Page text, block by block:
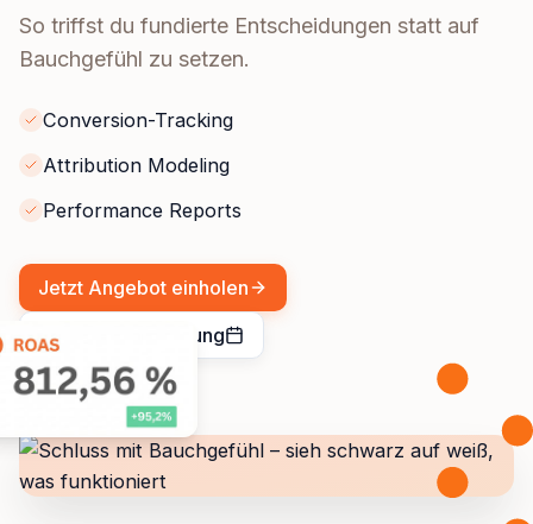
So triffst du fundierte Entscheidungen statt auf
Bauchgefühl zu setzen.
Conversion-Tracking
Attribution Modeling
Performance Reports
Jetzt Angebot einholen
kostenlose Beratung